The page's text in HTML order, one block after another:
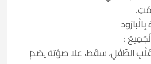
:
الطِّفْلِ، سَقَطَ، عَلَا صَوْتِهُ يَصُمُّ